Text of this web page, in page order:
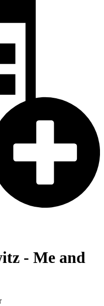
- Me and